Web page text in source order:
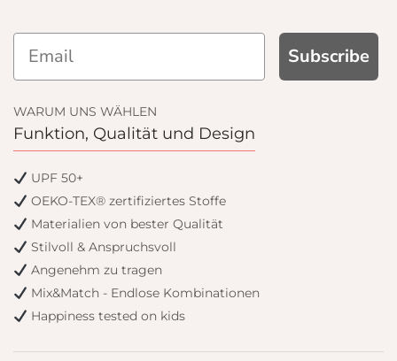
Subscribe
WARUM UNS WÄHLEN
Funktion, Qualität und Design
UPF 50+
OEKO-TEX® zertifiziertes Stoffe
Materialien von bester Qualität
Stilvoll & Anspruchsvoll
Angenehm zu tragen
Mix&Match - Endlose Kombinationen
Happiness tested on kids
GET
get email only offers